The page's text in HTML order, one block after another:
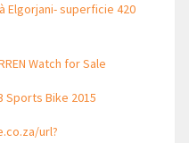
Elgorjani- superficie 420
Watch for Sale
Sports Bike 2015
url?